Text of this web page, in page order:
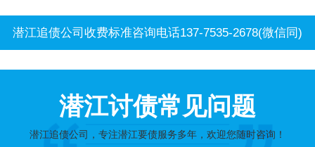
潜江追债公司收费标准咨询电话137-7535-2678(微信同)
潜江讨债常见问题
潜江追债公司，专注潜江要债服务多年，欢迎您随时咨询！